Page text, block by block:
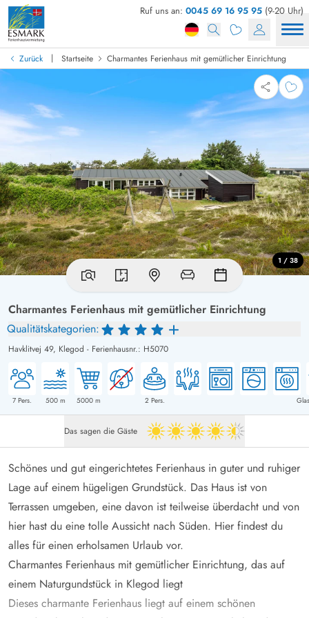
Ruf uns an: 0045 69 16 95 95 (9-20 Uhr)
Zurück | Startseite Charmantes Ferienhaus mit gemütlicher Einrichtung
Charmantes Ferienhaus mit gemütlicher Einrichtung
Qualitätskategorien:
Havklitvej 49, Klegod - Ferienhausnr.: H5070
7 Pers. 500m 5000m 2 Pers.
1 / 38
Das sagen die Gäste 4.5 von 5
Schönes und gut eingerichtetes Ferienhaus in guter und ruhiger
Lage auf einem hügeligen Grundstück. Das Haus ist von
Terrassen umgeben, eine davon ist teilweise überdacht und von
hier hast du eine tolle Aussicht nach Süden. Hier findest du
alles für einen erholsamen Urlaub vor.
Charmantes Ferienhaus mit gemütlicher Einrichtung, das auf
einem Naturgundstück in Klegod liegt
Dieses charmante Ferienhaus liegt auf einem schönen